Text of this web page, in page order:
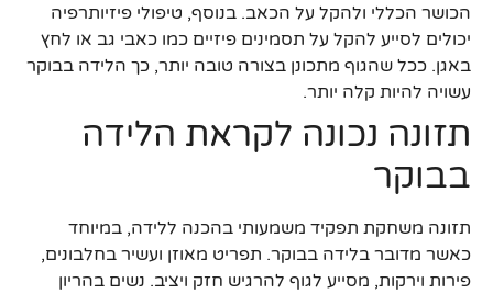
הכושר הכללי ולהקל על הכאב. בנוסף, טיפולי פיזיותרפיה
יכולים לסייע להקל על תסמינים פיזיים כמו כאבי גב או לחץ
באגן. ככל שהגוף מתכונן בצורה טובה יותר, כך הלידה בבוקר
עשויה להיות קלה יותר.
תזונה נכונה לקראת הלידה
בבוקר
תזונה משחקת תפקיד משמעותי בהכנה ללידה, במיוחד
כאשר מדובר בלידה בבוקר. תפריט מאוזן ועשיר בחלבונים,
פירות וירקות, מסייע לגוף להרגיש חזק ויציב. נשים בהריון